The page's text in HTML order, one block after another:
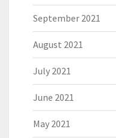
September 2021
August 2021
July 2021
June 2021
May 2021